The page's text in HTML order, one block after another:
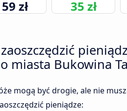
59 zł 35 zł
zaoszczędzić
miasta Bukowina
mogą być drogie, ale nie
pieniądze: